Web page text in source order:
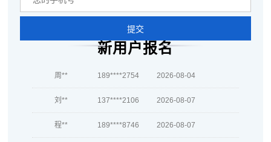
提交
新用户报名
139****6259 2026-08-04